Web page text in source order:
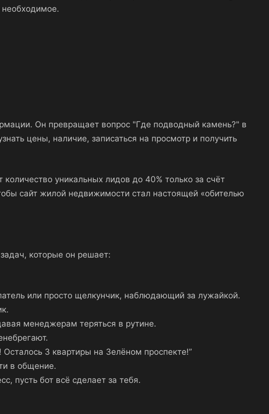
Он превращает вопрос "Где подводный камень?" в
цены, наличие, записаться на просмотр и получить
уникальных лидов до 40% только за счёт
сайт жилой недвижимости стал настоящей «обителью
которые он решает:
или просто щелкунчик, наблюдающий за лужайкой.
менеджерам теряться в рутине.
3 квартиры на Зелёном проспекте!”
в общение.
пусть бот всё сделает за тебя.